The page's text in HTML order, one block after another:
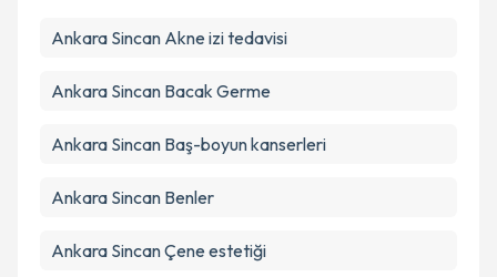
Metni'ni okudum ve kişisel verilerimin belirtilen
Ankara Sincan Akne izi tedavisi
Ankara Sincan Bacak Germe
Ankara Sincan Baş-boyun kanserleri
Ankara Sincan Benler
Ankara Sincan Çene estetiği